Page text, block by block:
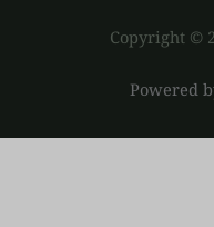
Copyright ©
Powered